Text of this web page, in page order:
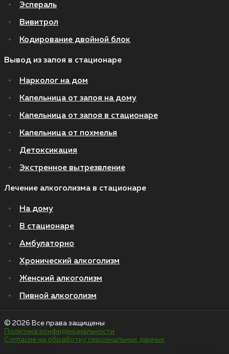
Эспераль
Вивитрол
Кодирование двойной блок
Вывод из запоя в стационаре
Нарколог на дом
Капельница от запоя на дому
Капельница от запоя в стационаре
Капельница от похмелья
Детоксикация
Экстренное вытрезвление
Лечение алкоголизма в стационаре
На дому
В стационаре
Амбулаторно
Хронический алкоголизм
Женский алкоголизм
Пивной алкоголизм
© 2026 Все права защищены
Политика конфиденциальности
Согласие на обработку персональных данных